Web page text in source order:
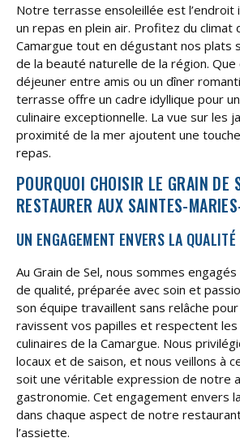
Notre terrasse ensoleillée est l’endroit
un repas en plein air. Profitez du climat
Camargue tout en dégustant nos plats
de la beauté naturelle de la région.
déjeuner entre amis ou un dîner
terrasse offre un cadre idyllique pour
culinaire exceptionnelle. La vue sur les
proximité de la mer ajoutent une
repas.
POURQUOI CHOISIR LE GRAIN DE
RESTAURER AUX SAINTES-
UN ENGAGEMENT ENVERS LA QUALITÉ
Au Grain de Sel, nous sommes
de qualité, préparée avec soin et
son équipe travaillent sans relâche
ravissent vos papilles et respectent
culinaires de la Camargue. Nous
locaux et de saison, et nous veillons à
soit une véritable expression de notre
gastronomie. Cet engagement envers
dans chaque aspect de notre
l’assiette.